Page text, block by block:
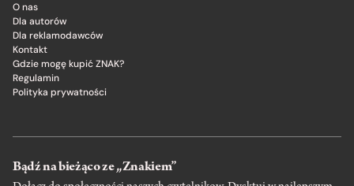
O nas
Dla autorów
Dla reklamodawców
Kontakt
Gdzie mogę kupić ZNAK?
Regulamin
Polityka prywatności
Bądź na bieżąco ze „Znakiem”